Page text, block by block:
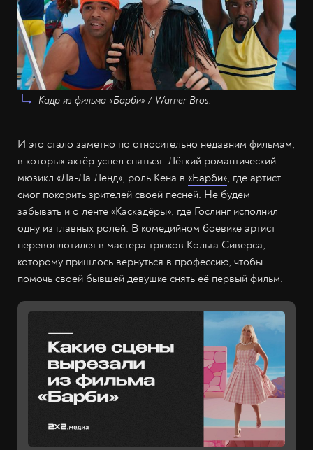
Кадр из фильма «Барби» / Warner Bros.
И это стало заметно по относительно недавним фильмам,
в которых актёр успел сняться. Лёгкий романтический
мюзикл «Ла-Ла Ленд», роль Кена в «Барби», где артист
смог покорить зрителей своей песней. Не будем
забывать и о ленте «Каскадёры», где Гослинг исполнил
одну из главных ролей. В комедийном боевике артист
перевоплотился в мастера трюков Кольта Сиверса,
которому пришлось вернуться в профессию, чтобы
помочь своей бывшей девушке снять её первый фильм.